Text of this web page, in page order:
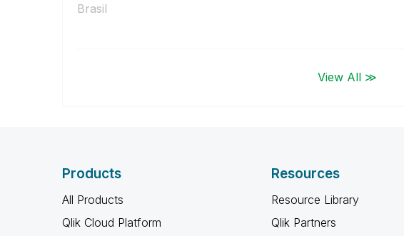
Brasil
View All ≫
Products
All Products
Qlik Cloud Platform
Resources
Resource Library
Qlik Partners